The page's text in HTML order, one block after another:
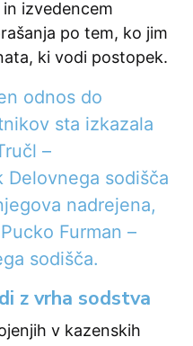
izvedencem
po tem, ko jim
ki vodi postopek.
odnos do
sta izkazala
–
Delovnega sodišča
nadrejena,
Furman –
sodišča.
z vrha sodstva
v kazenskih